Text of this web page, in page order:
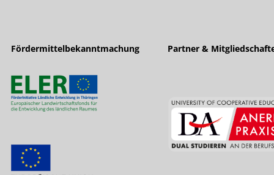
Fördermittelbekanntmachung Partner &